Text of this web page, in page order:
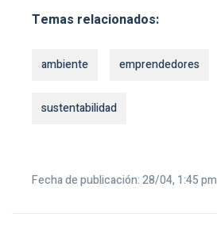
Temas relacionados:
ambiente emprendedores
sustentabilidad
Fecha de publicación: 28/04, 1:45 pm